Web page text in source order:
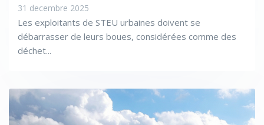
31 decembre 2025
Les exploitants de STEU urbaines doivent se
débarrasser de leurs boues, considérées comme des
déchet...